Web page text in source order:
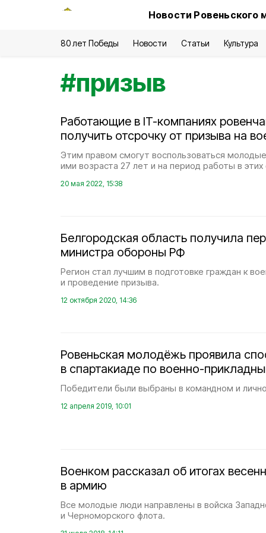
Новости Ровеньского
80 лет Победы Новости Статьи Культура
#призыв
Работающие в IT-компаниях
получить отсрочку от призыва на
Этим правом смогут воспользоваться
ими возраста 27 лет и на период работы в этих
20 мая 2022, 15:38
Белгородская область получила
министра обороны РФ
Регион стал лучшим в подготовке граждан к
и проведение призыва.
12 октября 2020, 14:36
Ровеньская молодёжь проявила
в спартакиаде по военно-
Победители были выбраны в командном и
12 апреля 2019, 10:01
Военком рассказал об итогах
в армию
Все молодые люди направлены в войска
и Черноморского флота.